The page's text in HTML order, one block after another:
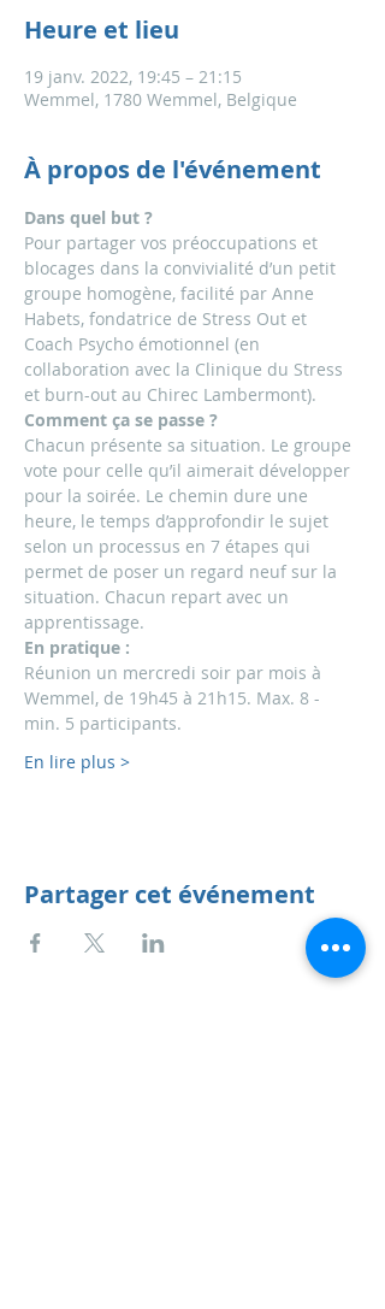
Heure et lieu
19 janv. 2022, 19:45 – 21:15
Wemmel, 1780 Wemmel, Belgique
À propos de l'événement
Dans quel but ?
Pour partager vos préoccupations et
blocages dans la convivialité d’un petit
groupe homogène, facilité par Anne
Habets, fondatrice de Stress Out et
Coach Psycho émotionnel (en
collaboration avec la Clinique du Stress
et burn-out au Chirec Lambermont).
Comment ça se passe ?
Chacun présente sa situation. Le groupe
vote pour celle qu’il aimerait développer
pour la soirée. Le chemin dure une
heure, le temps d’approfondir le sujet
selon un processus en 7 étapes qui
permet de poser un regard neuf sur la
situation. Chacun repart avec un
apprentissage.
En pratique :
Réunion un mercredi soir par mois à
Wemmel, de 19h45 à 21h15. Max. 8 -
min. 5 participants.
En lire plus >
Partager cet événement